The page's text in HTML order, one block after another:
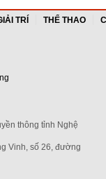
TRÍ THỂ THAO
thông tỉnh Nghệ
Vinh, số 26, đường